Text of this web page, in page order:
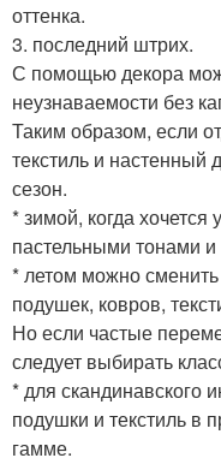
оттенка.
3. последний штрих.
С помощью декора
неузнаваемости без
Таким образом, если
текстиль и настенный
сезон.
* зимой, когда
пастельными тонами
* летом можно
подушек, ковров,
Но если частые
следует выбирать
* для скандинавского
подушки и текстиль в
гамме.